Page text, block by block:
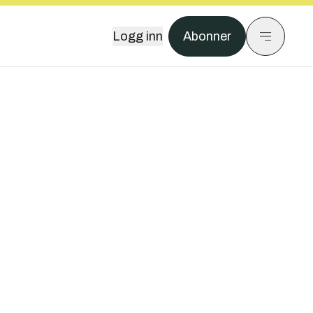
Logg inn Abonner